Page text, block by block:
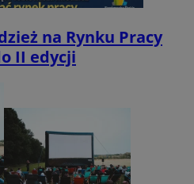
na Rynku Pracy
II edycji